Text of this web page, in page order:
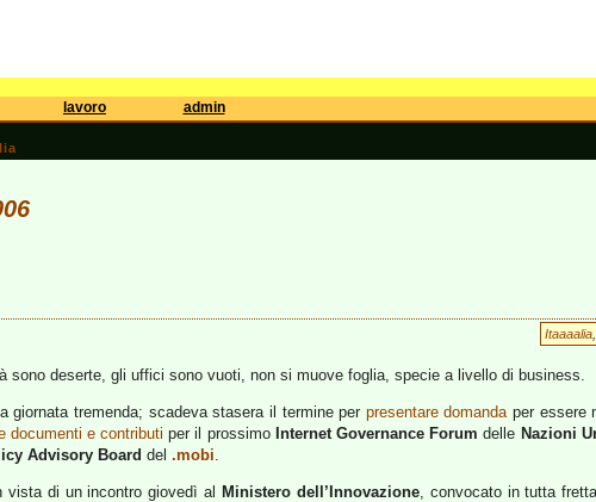
lavoro admin
Itaaaalia
sono deserte, gli uffici sono vuoti, non si muove foglia, specie a livello di business.
giornata tremenda; scadeva stasera il termine per presentare domandaper essere
documenti e contributi per il prossimo Internet Governance Forum delle Nazioni
Advisory Board del .mobi.
di un incontro giovedì al Ministero dell’Innovazione, convocato in tutta